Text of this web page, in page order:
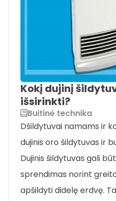
Kokį dujinį
išsirinkti?
Buitinė technika
Dšildytuvai namams ir
dujinis oro šildytuvas ir
Dujinis šildytuvas gali
sprendimas norint
apšildyti didelę erdvę.